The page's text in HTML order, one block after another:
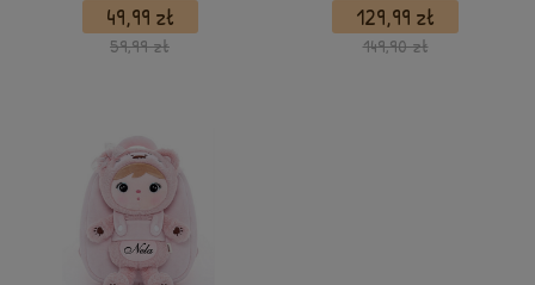
49,99 zł
59,99 zł
129,99 zł
149,90 zł